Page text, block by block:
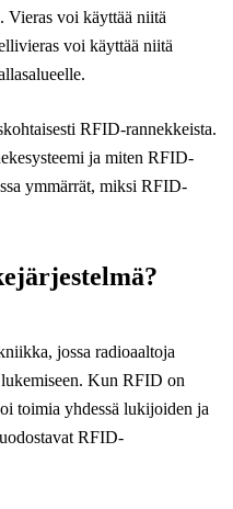
Vieras voi käyttää niitä
voi käyttää niitä
RFID-rannekkeista.
ja miten RFID-
ymmärrät, miksi RFID-
jossa radioaaltoja
Kun RFID on
toimia yhdessä lukijoiden ja
RFID-